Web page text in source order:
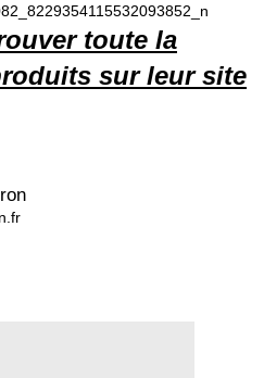
toute la
sur leur site